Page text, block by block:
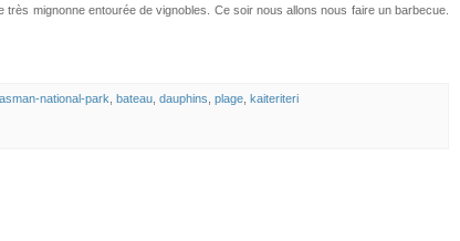
très mignonne entourée de vignobles. Ce soir nous allons nous faire un barbecue.
national-park bateau dauphins plage kaiteriteri